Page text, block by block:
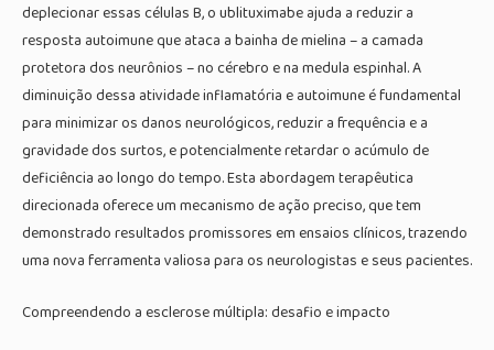
deplecionar essas células B, o ublituximabe ajuda a reduzir a
resposta autoimune que ataca a bainha de mielina – a camada
protetora dos neurônios – no cérebro e na medula espinhal. A
diminuição dessa atividade inflamatória e autoimune é fundamental
para minimizar os danos neurológicos, reduzir a frequência e a
gravidade dos surtos, e potencialmente retardar o acúmulo de
deficiência ao longo do tempo. Esta abordagem terapêutica
direcionada oferece um mecanismo de ação preciso, que tem
demonstrado resultados promissores em ensaios clínicos, trazendo
uma nova ferramenta valiosa para os neurologistas e seus pacientes.
Compreendendo a esclerose múltipla: desafio e impacto